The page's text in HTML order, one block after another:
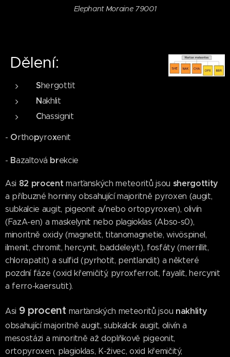
Elephant Moraine 79001
Dělení:
Shergottit
Nakhlit
Chassignit
- Orthopyroxenit
- Bazaltová brekcie
Asi 82 ​​procent marťanských meteoritů jsou shergottity
a příbuzné horniny obsahující majoritně pyroxen (augit,
subkalcie augit, pigeonit a/nebo ortopyroxen), olivín
(FazA-en) a maskelynit nebo plagioklas (Abso-s0),
minoritně oxidy (magnetit, titanomagnetie, wivöspinel,
ilmenit, chromit, hercynit, baddeleyit), fosfáty (merrillit,
chlorapatit) a sulfid (pyrhotit, pentlandit) a některé
pozdní fáze (oxid křemičitý, pyroxferroit, fayalit, hercynit
a ferro-kaersutit).
Asi 9 procentmarťanských meteoritů jsou nakhlity
obsahující majoritně augit, subkalcik augit, olivín a
mesostázi a minoritně až doplňkově pigeonit,
ortopyroxen, plagioklas, K-živec, oxid křemičitý,